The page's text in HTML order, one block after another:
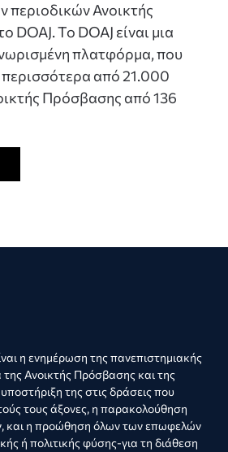
περιοδικών Ανοικτής
DOAJ. Το DOAJ είναι μια
πλατφόρμα, που
περισσότερα από 21.000
Πρόσβασης από 136
η ενημέρωση της πανεπιστημιακής
της Ανοικτής Πρόσβασης και της
της στις δράσεις που
τους άξονες, η παρακολούθηση
και η προώθηση όλων των επωφελών
ή πολιτικής φύσης-για τη διάθεση